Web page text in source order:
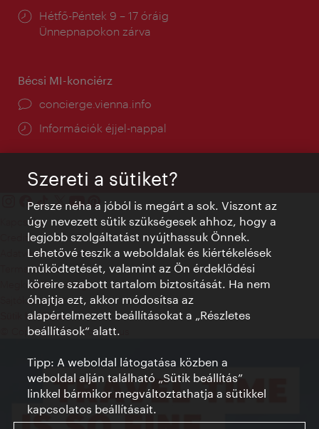
Nyitva
tartás:
Hétfő-Péntek 9 – 17 óráig
Ünnepnapokon zárva
Bécsi MI-konciérz
concierge.vienna.info
Információk éjjel-nappal
Kapcsolat
Credits
Adatvédelmi nyilatkozat
Terms of Use
Megközelíthetőség
Sajtókapcsolat
Sütik beállítása
© Copyright WienTourismus
Szereti a sütiket?
Persze néha a jóból is megárt a sok. Viszont az
úgy nevezett sütik szükségesek ahhoz, hogy a
legjobb szolgáltatást nyújthassuk Önnek.
Lehetővé teszik a weboldalak és kiértékelések
működtetését, valamint az Ön érdeklődési
köreire szabott tartalom biztosítását. Ha nem
óhajtja ezt, akkor módosítsa az
alapértelmezett beállításokat a „Részletes
beállítások“ alatt.
Tipp: A weboldal látogatása közben a
weboldal alján található „Sütik beállítás”
linkkel bármikor megváltoztathatja a sütikkel
kapcsolatos beállításait.